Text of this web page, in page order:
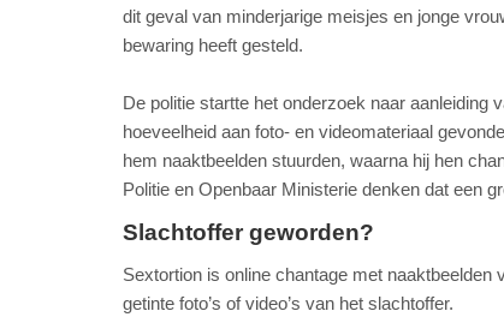
dit geval van minderjarige meisjes en jonge
bewaring heeft gesteld.
De politie startte het onderzoek naar aanleiding
hoeveelheid aan foto- en videomateriaal
hem naaktbeelden stuurden, waarna hij hen
Politie en Openbaar Ministerie denken dat een
Slachtoffer geworden?
Sextortion is online chantage met
getinte foto’s of video’s van het slachtoffer.